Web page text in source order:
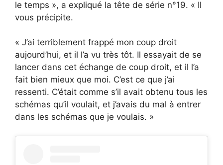
le temps », a expliqué la tête de série n°19. « Il
vous précipite.
« J’ai terriblement frappé mon coup droit
aujourd’hui, et il l’a vu très tôt. Il essayait de se
lancer dans cet échange de coup droit, et il l’a
fait bien mieux que moi. C’est ce que j’ai
ressenti. C’était comme s’il avait obtenu tous les
schémas qu’il voulait, et j’avais du mal à entrer
dans les schémas que je voulais. »